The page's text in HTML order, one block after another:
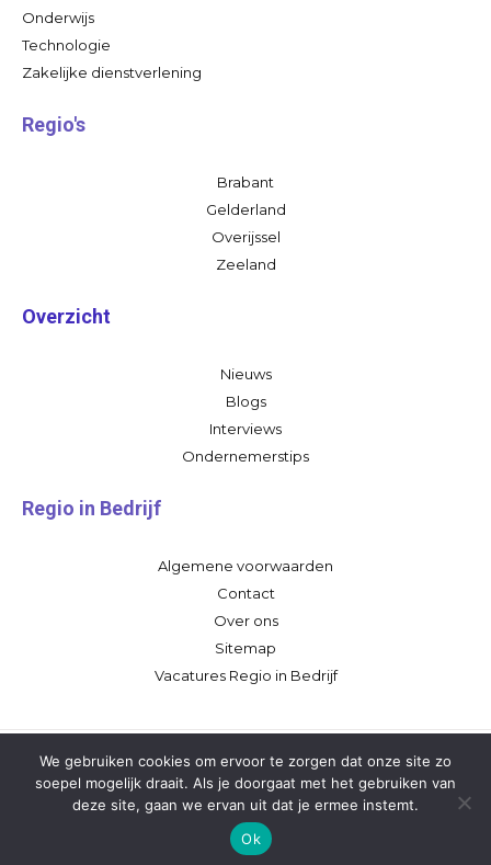
Onderwijs
Technologie
Zakelijke dienstverlening
Regio's
Brabant
Gelderland
Overijssel
Zeeland
Overzicht
Nieuws
Blogs
Interviews
Ondernemerstips
Regio in Bedrijf
Algemene voorwaarden
Contact
Over ons
Sitemap
Vacatures Regio in Bedrijf
We gebruiken cookies om ervoor te zorgen dat onze site zo
soepel mogelijk draait. Als je doorgaat met het gebruiken van
deze site, gaan we ervan uit dat je ermee instemt.
Ok